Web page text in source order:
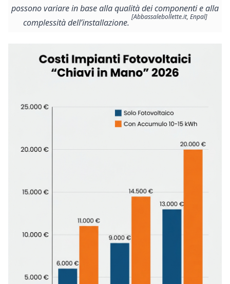
possono variare in base alla qualità dei componenti e alla
complessità dell’installazione. [Abbassalebollette.it, Enpal]